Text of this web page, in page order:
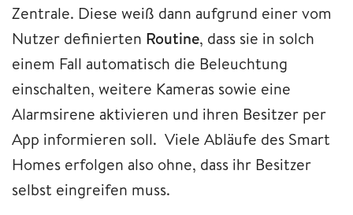
Zentrale. Diese weiß dann aufgrund einer vom
Nutzer definierten Routine, dass sie in solch
einem Fall automatisch die Beleuchtung
einschalten, weitere Kameras sowie eine
Alarmsirene aktivieren und ihren Besitzer per
App informieren soll. Viele Abläufe des Smart
Homes erfolgen also ohne, dass ihr Besitzer
selbst eingreifen muss.